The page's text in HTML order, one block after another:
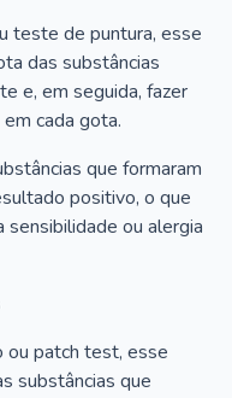
teste de puntura, esse
das substâncias
e, em seguida, fazer
cada gota.
que formaram
positivo, o que
ou alergia
ou patch test, esse
substâncias que